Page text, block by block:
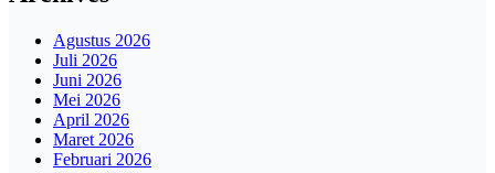
Agustus 2026
Juli 2026
Juni 2026
Mei 2026
April 2026
Maret 2026
Februari 2026